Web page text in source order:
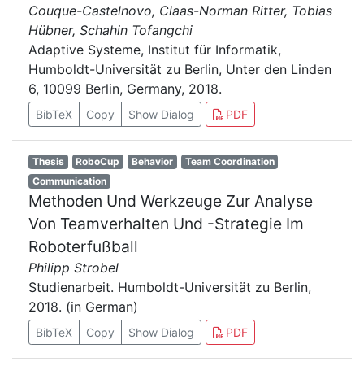
Couque-Castelnovo, Claas-Norman Ritter, Tobias
Hübner, Schahin Tofangchi
Adaptive Systeme, Institut für Informatik,
Humboldt-Universität zu Berlin, Unter den Linden
6, 10099 Berlin, Germany, 2018.
BibTeX Copy Show Dialog PDF
Thesis RoboCup Behavior
Team Coordination
Communication
Methoden Und Werkzeuge Zur Analyse
Von Teamverhalten Und -Strategie Im
Roboterfußball
Philipp Strobel
Studienarbeit. Humboldt-Universität zu Berlin,
2018. (in German)
BibTeX Copy Show Dialog PDF